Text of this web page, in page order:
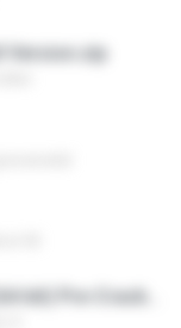
Version.zip